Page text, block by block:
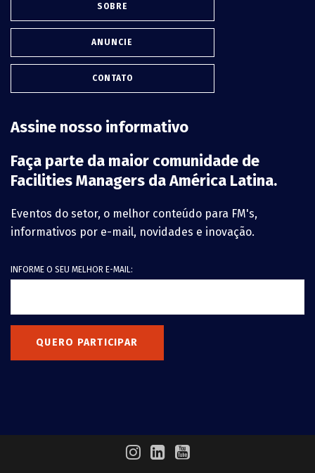
SOBRE
ANUNCIE
CONTATO
Assine nosso informativo
Faça parte da maior comunidade de
Facilities Managers da América Latina.
Eventos do setor, o melhor conteúdo para FM's,
informativos por e-mail, novidades e inovação.
INFORME O SEU MELHOR E-MAIL:
QUERO PARTICIPAR